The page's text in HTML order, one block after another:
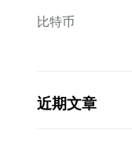
比特币
近期文章